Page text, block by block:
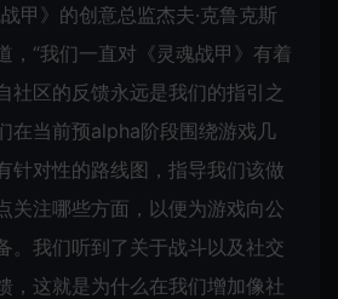
甲》的创意总监杰夫·克鲁克斯
，“我们一直对《灵魂战甲》有着
社区的反馈永远是我们的指引之
在当前预alpha阶段围绕游戏几
针对性的路线图，指导我们该做
关注哪些方面，以便为游戏向公
。我们听到了关于战斗以及社交
，这就是为什么在我们增加像社